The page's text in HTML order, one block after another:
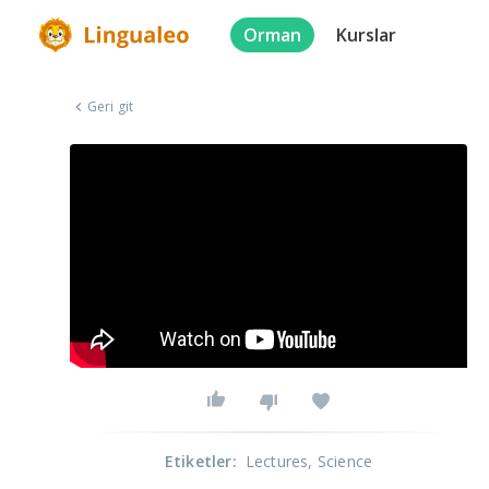
Orman Kurslar
Geri git
Etiketler: Lectures, Science